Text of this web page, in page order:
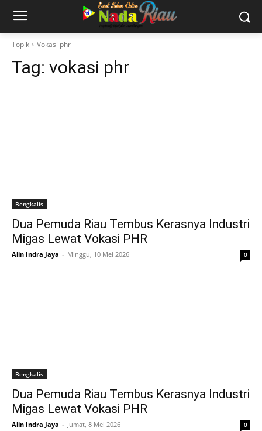
Topik Vokasi phr
Tag: vokasi phr
Bengkalis
Dua Pemuda Riau Tembus Kerasnya Industri
Migas Lewat Vokasi PHR
Alin Indra Jaya - Minggu, 10 Mei 2026 0
Bengkalis
Dua Pemuda Riau Tembus Kerasnya Industri
Migas Lewat Vokasi PHR
Alin Indra Jaya - Jumat, 8 Mei 2026 0